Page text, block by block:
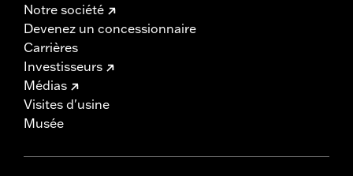
Notre société
Devenez un concessionnaire
Carrières
Investisseurs
Médias
Visites d'usine
Musée